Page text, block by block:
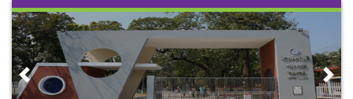
Skip
content
Previous